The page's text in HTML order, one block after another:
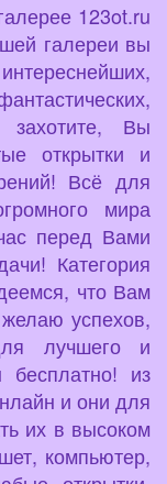
123ot.ru
галереи вы
захотите, Вы
открытки и
Всё для
мира
перед Вами
Категория
что Вам
успехов,
лучшего и
бесплатно! из
и они для
их в высоком
компьютер,